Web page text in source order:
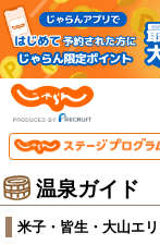
温泉ガイド
米子・皆生・大山エ